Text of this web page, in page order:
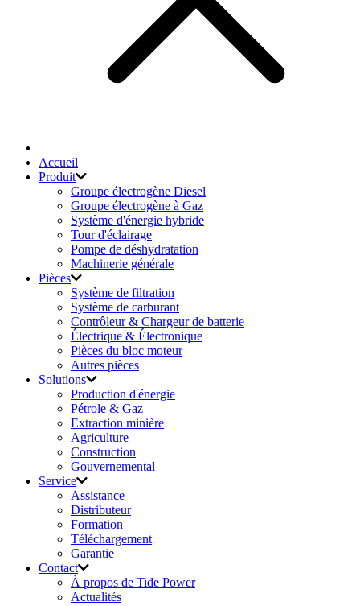
Accueil
Produit
Groupe électrogène Diesel
Groupe électrogène à Gaz
Système d'énergie hybride
Tour d'éclairage
Pompe de déshydratation
Machinerie générale
Pièces
Système de filtration
Système de carburant
Contrôleur & Chargeur de batterie
Électrique & Électronique
Pièces du bloc moteur
Autres pièces
Solutions
Production d'énergie
Pétrole & Gaz
Extraction minière
Agriculture
Construction
Gouvernemental
Service
Assistance
Distributeur
Formation
Téléchargement
Garantie
Contact
À propos de Tide Power
Actualités